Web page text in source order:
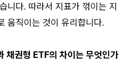
니다. 따라서 지표가 꺾이는 지
움직이는 것이 유리합니다.
채권형 ETF의 차이는 무엇인가